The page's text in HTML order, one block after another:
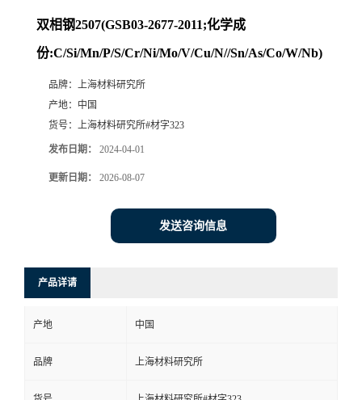
双相钢2507(GSB03-2677-2011;化学成
份:C/Si/Mn/P/S/Cr/Ni/Mo/V/Cu/N//Sn/As/Co/W/Nb)
品牌： 上海材料研究所
产地： 中国
货号： 上海材料研究所#材字323
发布日期： 2024-04-01
更新日期： 2026-08-07
发送咨询信息
产品详请
产地 中国
品牌 上海材料研究所